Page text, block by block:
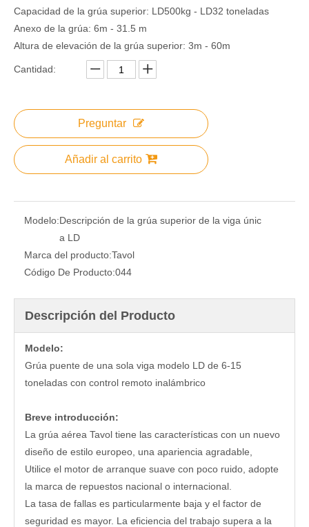
Capacidad de la grúa superior: LD500kg - LD32 toneladas
Anexo de la grúa: 6m - 31.5 m
Altura de elevación de la grúa superior: 3m - 60m
Cantidad:
Preguntar
Añadir al carrito
Modelo:Descripción de la grúa superior de la viga únic
a LD
Marca del producto:Tavol
Código De Producto:044
Descripción del Producto
Modelo:
Grúa puente de una sola viga modelo LD de 6-15
toneladas con control remoto inalámbrico
Breve introducción:
La grúa aérea Tavol tiene las características con un nuevo
diseño de estilo europeo, una apariencia agradable,
Utilice el motor de arranque suave con poco ruido, adopte
la marca de repuestos nacional o internacional.
La tasa de fallas es particularmente baja y el factor de
seguridad es mayor. La eficiencia del trabajo supera a la